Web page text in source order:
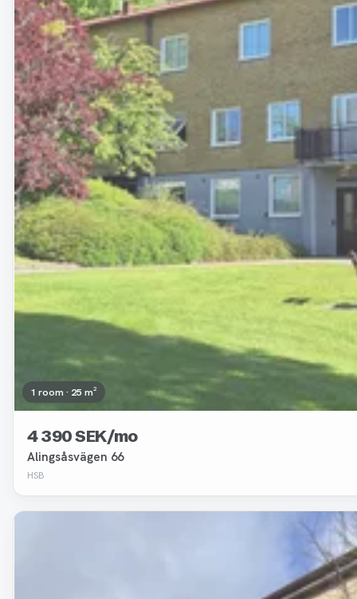
1 room · 25 m²
4 390 SEK/mo
Alingsåsvägen 66
HSB